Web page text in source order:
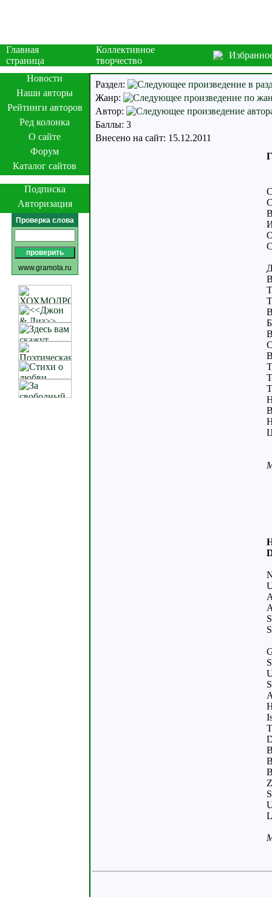
Главная
страница
Коллективное
творчество
Новости
Наши авторы
Рейтинги авторов
Ред колонка
О сайте
Форум
Каталог сайтов
Подписка
Авторизация
Проверка слова
www.gramota.ru
Раздел:
Жанр:
Автор:
Баллы: 3
Внесено на сайт: 15.12.2011